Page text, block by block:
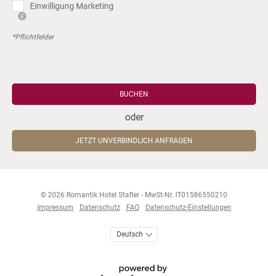
Einwilligung Marketing
*Pflichtfelder
BUCHEN
oder
JETZT UNVERBINDLICH ANFRAGEN
© 2026 Romantik Hotel Stafler - MwSt-Nr. IT01586550210
Impressum
Datenschutz FAQ Datenschutz-Einstellungen